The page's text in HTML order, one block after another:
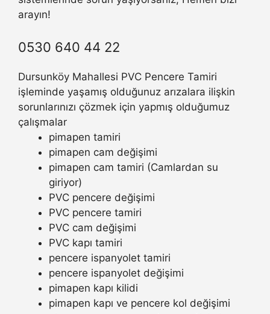
arayın!
0530 640 44 22
Dursunköy Mahallesi PVC Pencere Tamiri
işleminde yaşamış olduğunuz arızalara ilişkin
sorunlarınızı çözmek için yapmış olduğumuz
çalışmalar
pimapen tamiri
pimapen cam değişimi
pimapen cam tamiri (Camlardan su
giriyor)
PVC pencere değişimi
PVC pencere tamiri
PVC cam değişimi
PVC kapı tamiri
pencere ispanyolet tamiri
pencere ispanyolet değişimi
pimapen kapı kilidi
pimapen kapı ve pencere kol değişimi